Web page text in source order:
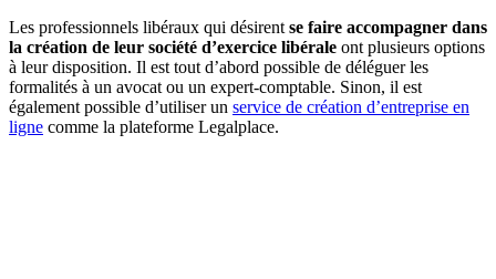
Les professionnels libéraux qui désirent se faire accompagner dans
la création de leur société d’exercice libérale ont plusieurs options
à leur disposition. Il est tout d’abord possible de déléguer les
formalités à un avocat ou un expert-comptable. Sinon, il est
également possible d’utiliser un service de création d’entreprise en
ligne comme la plateforme Legalplace.